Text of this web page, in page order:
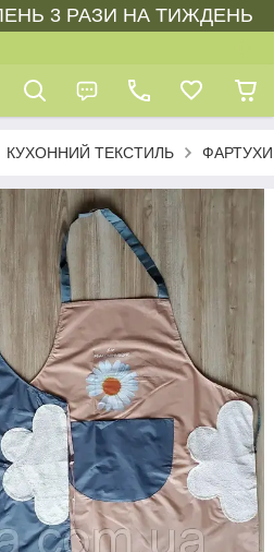
3 РАЗИ НА ТИЖДЕНЬ
КУХОННИЙ ТЕКСТИЛЬ ФАРТУХИ